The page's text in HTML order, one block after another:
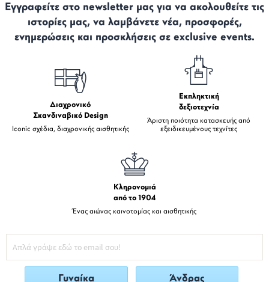
Εγγραφείτε στο newsletter μας για να ακολουθείτε τις
ιστορίες μας, να λαμβάνετε νέα, προσφορές,
ενημερώσεις και προσκλήσεις σε exclusive events.
Διαχρονικό
Σκανδιναβικό Design
Iconic σχέδια, διαχρονικής αισθητικής
Εκπληκτική
δεξιοτεχνία
Άριστη ποιότητα κατασκευής από
εξειδικευμένους τεχνίτες
Κληρονομιά
από το 1904
Ένας αιώνας καινοτομίας και αισθητικής
Γυναίκα Άνδρας